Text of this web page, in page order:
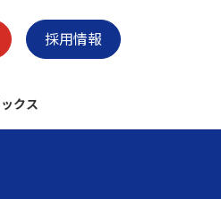
クス
採用情報